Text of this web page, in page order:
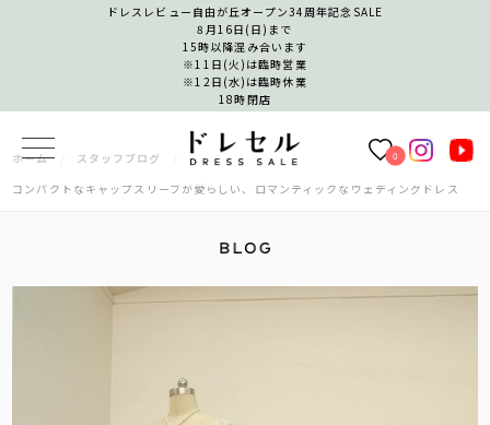
ドレスレビュー自由が丘オープン34周年記念SALE
8月16日(日)まで
15時以降混み合います
※11日(火)は臨時営業
※12日(水)は臨時休業
18時閉店
0
ホーム
スタッフブログ
コンパクトなキャップスリーブが愛らしい、ロマンティックなウェディングドレス